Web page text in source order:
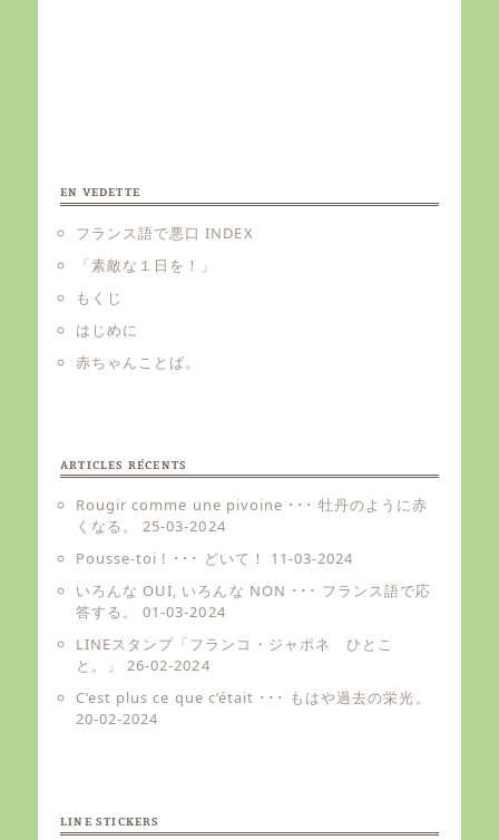
EN VEDETTE
フランス語で悪口 INDEX
「素敵な１日を！」
もくじ
はじめに
赤ちゃんことば。
ARTICLES RÉCENTS
Rougir comme une pivoine ･･･ 牡丹のように赤
くなる。
25-03-2024
Pousse-toi ! ･･･ どいて！
11-03-2024
いろんな OUI, いろんな NON ･･･ フランス語で応
答する。
01-03-2024
LINEスタンプ「フランコ・ジャポネ ひとこ
と。」
26-02-2024
C’est plus ce que c’était ･･･ もはや過去の栄光。
20-02-2024
LINE STICKERS